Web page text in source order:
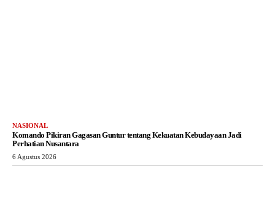
NASIONAL
Komando Pikiran Gagasan Guntur tentang Kekuatan Kebudayaan Jadi
Perhatian Nusantara
6 Agustus 2026